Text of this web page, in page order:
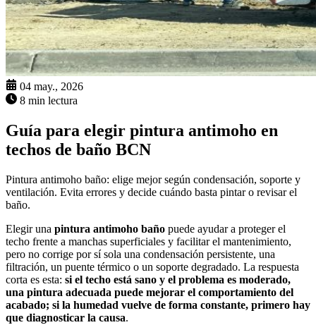
04 may., 2026
8 min lectura
Guía para elegir pintura antimoho en
techos de baño BCN
Pintura antimoho baño: elige mejor según condensación, soporte y
ventilación. Evita errores y decide cuándo basta pintar o revisar el
baño.
Elegir una pintura antimoho baño puede ayudar a proteger el
techo frente a manchas superficiales y facilitar el mantenimiento,
pero no corrige por sí sola una condensación persistente, una
filtración, un puente térmico o un soporte degradado. La respuesta
corta es esta: si el techo está sano y el problema es moderado,
una pintura adecuada puede mejorar el comportamiento del
acabado; si la humedad vuelve de forma constante, primero hay
que diagnosticar la causa.